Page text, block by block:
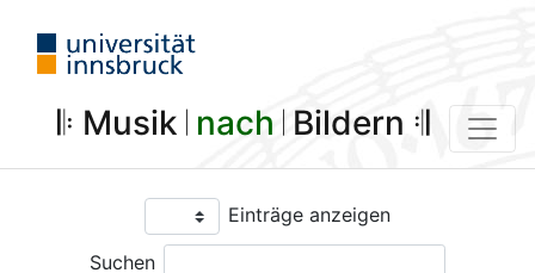
𝄆 Musik 𝄀 nach 𝄀 Bildern 𝄇
Einträge anzeigen
Suchen